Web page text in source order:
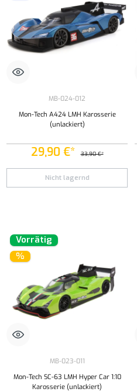
MB-024-012
Mon-Tech A424 LMH Karosserie
(unlackiert)
29,90 €* 33,90 €*
Nicht lagernd
Vorrätig
%
MB-023-011
Mon-Tech SC-63 LMH Hyper Car 1:10
Karosserie (unlackiert)